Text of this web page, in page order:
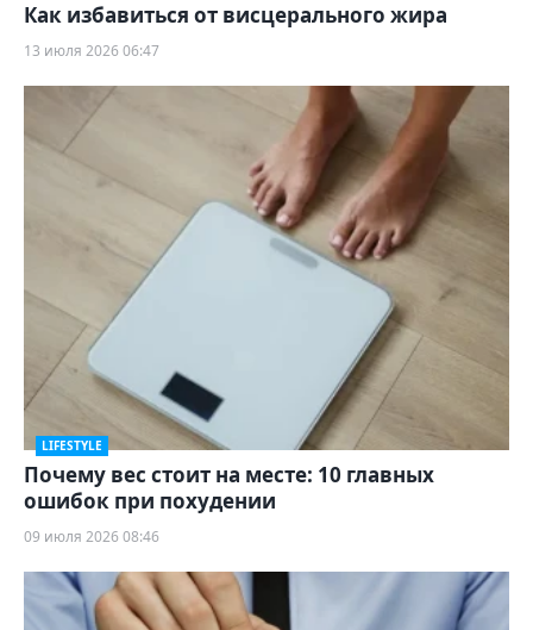
Как избавиться от висцерального жира
13 июля 2026 06:47
LIFESTYLE
Почему вес стоит на месте: 10 главных
ошибок при похудении
09 июля 2026 08:46